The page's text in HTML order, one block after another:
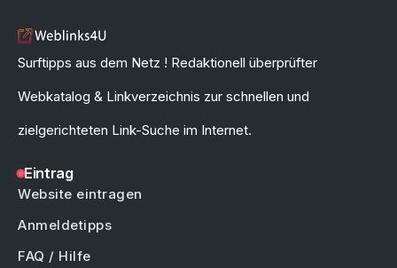
Surftipps aus dem Netz ! Redaktionell überprüfter
Webkatalog & Linkverzeichnis zur schnellen und
zielgerichteten Link-Suche im Internet.
Eintrag
Website eintragen
Anmeldetipps
FAQ / Hilfe